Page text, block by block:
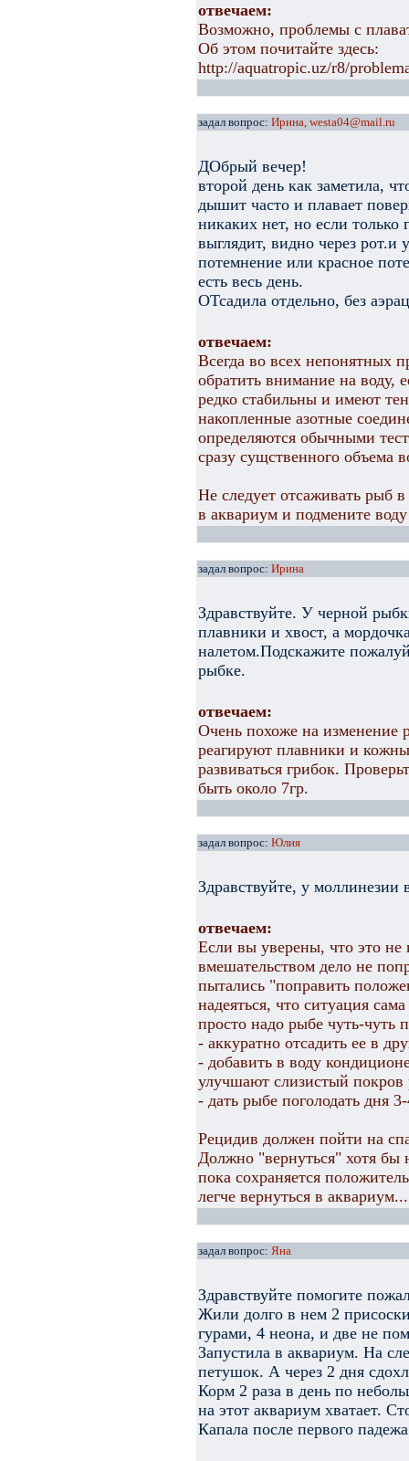
отвечаем:
Возможно, проблемы с
Об этом почитайте здесь:
http://aquatropic.uz/r8/
задал вопрос: Ирина, westa04@mail.ru
ДОбрый вечер!
второй день как заметила,
дышит часто и плавает
никаких нет, но если
выглядит, видно через рот.и
потемнение или красное
есть весь день.
ОТсадила отдельно, без
отвечаем:
Всегда во всех непонятных
обратить внимание на воду,
редко стабильны и имеют
накопленные азотные
определяются обычными
сразу сущственного объема
Не следует отсаживать рыб
в аквариум и подмените
задал вопрос: Ирина
Здравствуйте. У черной
плавники и хвост, а
налетом.Подскажите
рыбке.
отвечаем:
Очень похоже на изменение
реагируют плавники и
развиваться грибок.
быть около 7гр.
задал вопрос: Юлия
Здравствуйте, у
отвечаем:
Если вы уверены, что это не
вмешательством дело не
пытались "поправить
надеяться, что ситуация
просто надо рыбе чуть-чуть
- аккуратно отсадить ее в
- добавить в воду
улучшают слизистый
- дать рыбе поголодать дня
Рецидив должен пойти на
Должно "вернуться" хотя бы
пока сохраняется
легче вернуться в аквариум...
задал вопрос: Яна
Здравствуйте помогите
Жили долго в нем 2
гурами, 4 неона, и две не
Запустила в аквариум. На
петушок. А через 2 дня
Корм 2 раза в день по
на этот аквариум хватает.
Капала после первого